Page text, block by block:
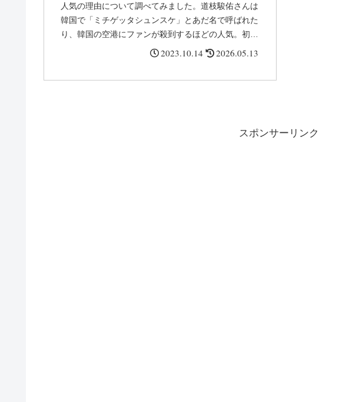
底調査!
人気の理由について調べてみました。道枝駿佑さんは
韓国で「ミチゲッタシュンスケ」とあだ名で呼ばれた
り、韓国の空港にファンが殺到するほどの人気。初韓
国にしてなぜ韓国で人気があるのかや韓国でのあだ名
2023.10.14 2026.05.13
スポンサーリンク